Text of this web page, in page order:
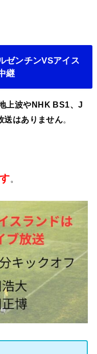
ゼンチンVSアイス
継
上波やNHK BS1、J
送はありません。
。